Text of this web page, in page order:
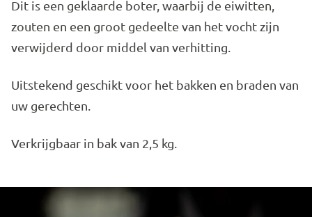
Dit is een geklaarde boter, waarbij de eiwitten,
zouten en een groot gedeelte van het vocht zijn
verwijderd door middel van verhitting.
Uitstekend geschikt voor het bakken en braden van
uw gerechten.
Verkrijgbaar in bak van 2,5 kg.